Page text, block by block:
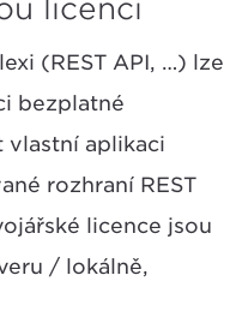
licenci
(REST API, …) lze
bezplatné
vlastní aplikaci
rozhraní REST
licence jsou
/ lokálně,